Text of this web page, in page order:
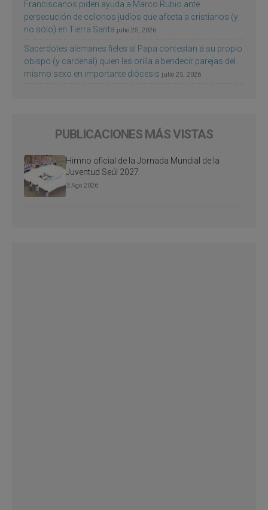
Franciscanos piden ayuda a Marco Rubio ante
persecución de colonos judíos que afecta a cristianos (y
no sólo) en Tierra Santa julio 25, 2026
Sacerdotes alemanes fieles al Papa contestan a su propio
obispo (y cardenal) quien les orilla a bendecir parejas del
mismo sexo en importante diócesis julio 25, 2026
PUBLICACIONES MÁS VISTAS
Himno oficial de la Jornada Mundial de la
Juventud Seúl 2027
3 Ago 2026